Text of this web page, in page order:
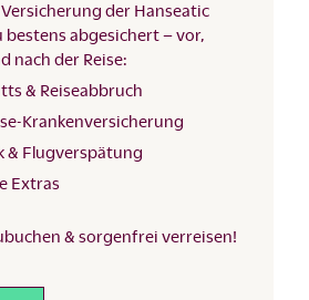
Versicherung der Hanseatic
bestens abgesichert – vor,
nach der Reise:
& Reiseabbruch
Krankenversicherung
& Flugverspätung
Extras
& sorgenfrei verreisen!